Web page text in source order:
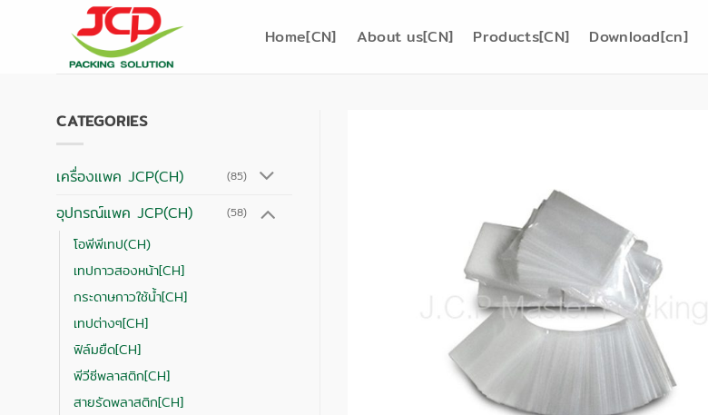
Home[CN] About us[CN] Products[CN] Download[cn]
CATEGORIES
เครื่องแพค JCP(CH) (85)
อุปกรณ์แพค JCP(CH) (58)
โอพีพีเทป(CH)
เทปกาวสองหน้า[CH]
กระดาษกาวใช้น้ำ[CH]
เทปต่างๆ[CH]
ฟิล์มยืด[CH]
พีวีซีพลาสติก[CH]
สายรัดพลาสติก[CH]